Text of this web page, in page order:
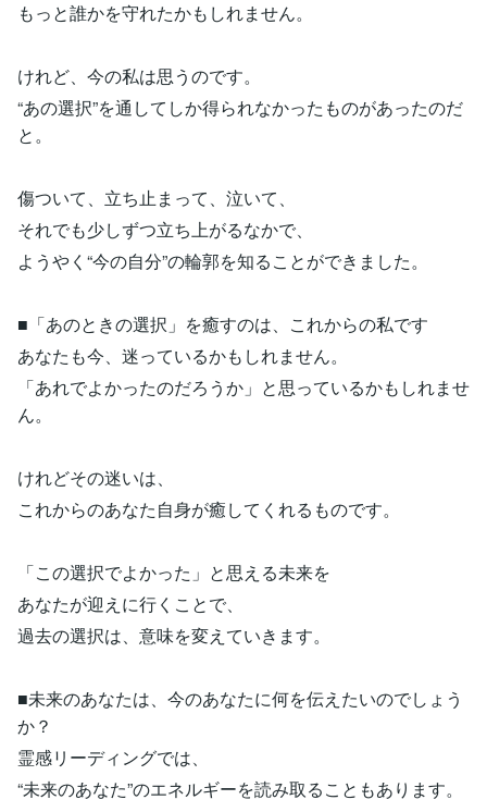
もっと誰かを守れたかもしれません。
けれど、今の私は思うのです。
“あの選択”を通してしか得られなかったものがあったのだ
と。
傷ついて、立ち止まって、泣いて、
それでも少しずつ立ち上がるなかで、
ようやく“今の自分”の輪郭を知ることができました。
■「あのときの選択」を癒すのは、これからの私です
あなたも今、迷っているかもしれません。
「あれでよかったのだろうか」と思っているかもしれませ
ん。
けれどその迷いは、
これからのあなた自身が癒してくれるものです。
「この選択でよかった」と思える未来を
あなたが迎えに行くことで、
過去の選択は、意味を変えていきます。
■未来のあなたは、今のあなたに何を伝えたいのでしょう
か？
霊感リーディングでは、
“未来のあなた”のエネルギーを読み取ることもあります。